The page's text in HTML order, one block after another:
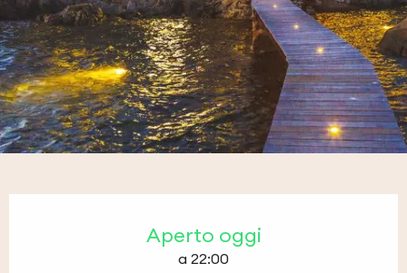
Aperto oggi
a 22:00